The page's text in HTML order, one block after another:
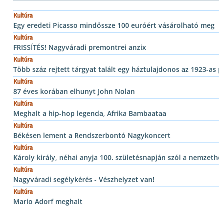
Kultúra
Egy eredeti Picasso mindössze 100 euróért vásárolható meg
Kultúra
FRISSÍTÉS! Nagyváradi premontrei anzix
Kultúra
Több száz rejtett tárgyat talált egy háztulajdonos az 1923-as
Kultúra
87 éves korában elhunyt John Nolan
Kultúra
Meghalt a hip-hop legenda, Afrika Bambaataa
Kultúra
Békésen lement a Rendszerbontó Nagykoncert
Kultúra
Károly király, néhai anyja 100. születésnapján szól a
Kultúra
Nagyváradi segélykérés - Vészhelyzet van!
Kultúra
Mario Adorf meghalt